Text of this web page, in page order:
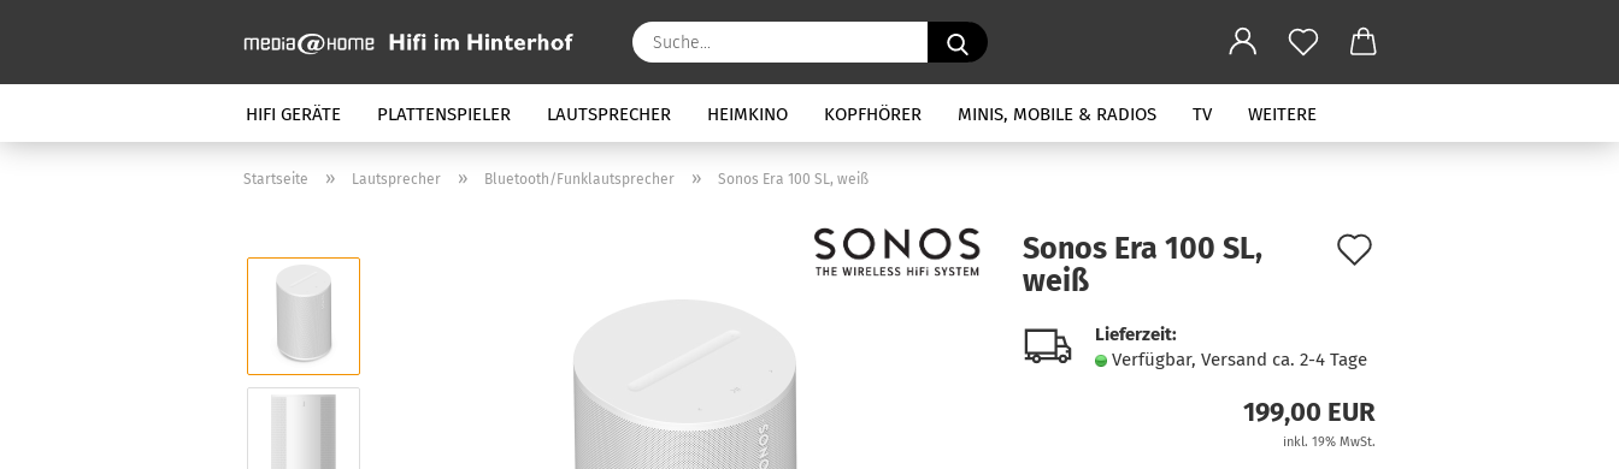
Suche...
HIFI GERÄTE PLATTENSPIELER LAUTSPRECHER HEIMKINO KOPFHÖRER MINIS, MOBILE & RADIOS TV WEITERE
Startseite » Lautsprecher » Bluetooth/Funklautsprecher » Sonos Era 100 SL, weiß
Sonos Era 100 SL,
weiß
Lieferzeit:
Verfügbar, Versand ca. 2-4 Tage
199,00 EUR
inkl. 19% MwSt.